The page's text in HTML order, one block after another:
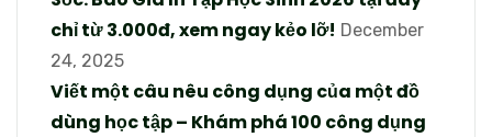
chỉ từ 3.000đ, xem ngay kẻo lỡ! December
24, 2025
Viết một câu nêu công dụng của một đồ
dùng học tập – Khám phá 100 công dụng